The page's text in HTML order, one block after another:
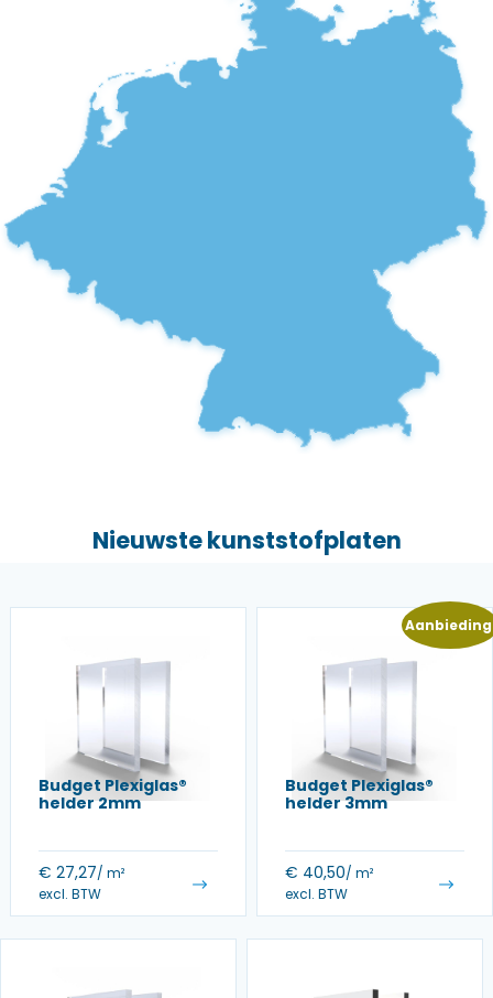
Nieuwste kunststofplaten
Budget Plexiglas®
helder 2mm
€ 27,27/ m²
excl. BTW
Budget Plexiglas®
helder 3mm
€ 40,50/ m²
excl. BTW